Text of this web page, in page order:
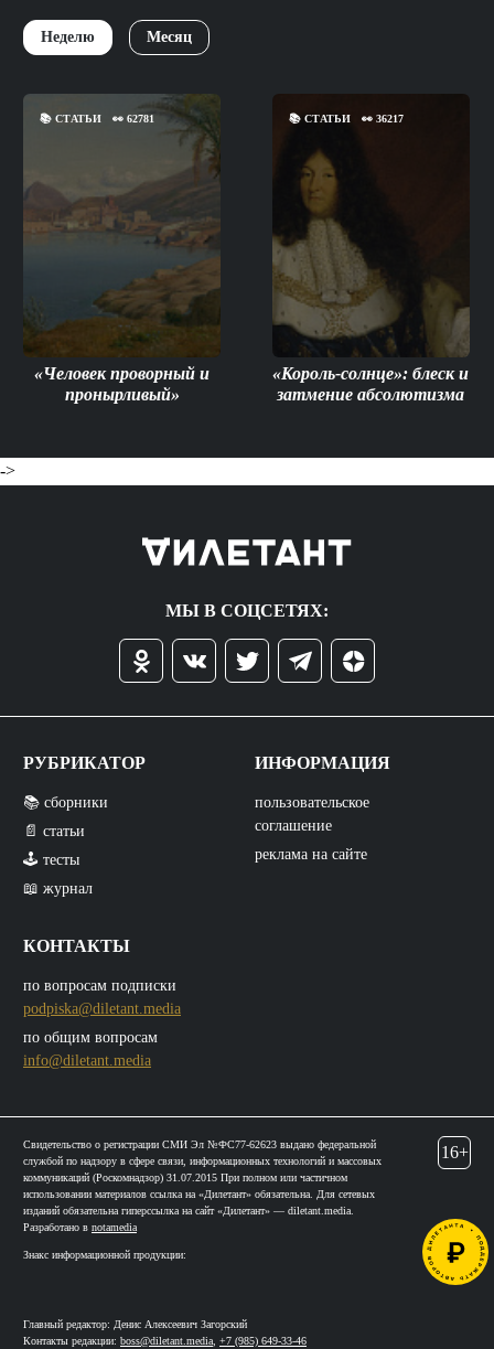
Неделю Месяц
📚 СТАТЬИ 👀 62781
«Человек проворный и
пронырливый»
📚СТАТЬИ 👀36217
«Король-солнце»: блеск и
затмение абсолютизма
->
МЫ В СОЦСЕТЯХ:
РУБРИКАТОР
📚 сборники
📄 статьи
🕹️ тесты
📖 журнал
КОНТАКТЫ
по вопросам подписки
podpiska@diletant.media
по общим вопросам
info@diletant.media
ИНФОРМАЦИЯ
пользовательское
соглашение
реклама на сайте
Свидетельство о регистрации СМИ Эл №ФС77-62623 выдано федеральной
службой по надзору в сфере связи, информационных технологий и массовых
коммуникаций (Роскомнадзор) 31.07.2015 При полном или частичном
использовании материалов ссылка на «Дилетант» обязательна. Для сетевых
изданий обязательна гиперссылка на сайт «Дилетант» — diletant.media.
Разработано в notamedia
Знакс информационной продукции:
Главный редактор: Денис Алексеевич Загорский
Контакты редакции: boss@diletant.media +7 (985) 649-33-46
16+